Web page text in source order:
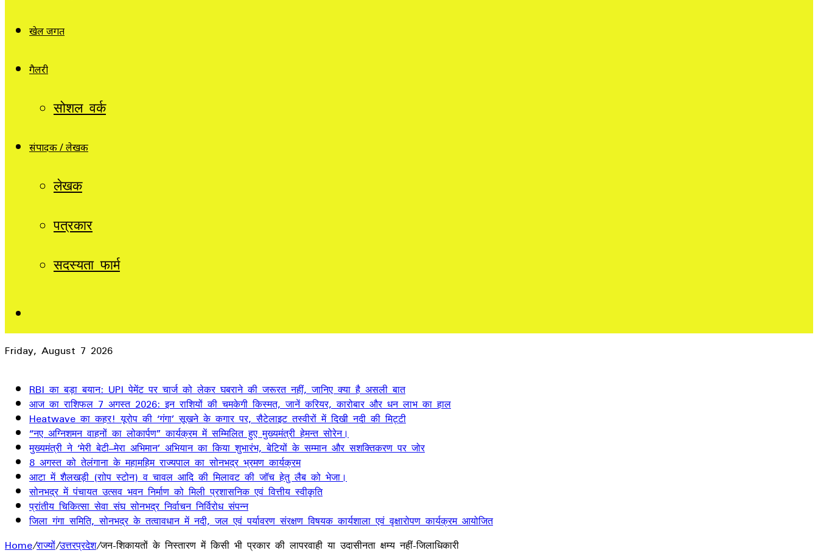
खेल जगत
गैलरी
सोशल वर्क
संपादक / लेखक
लेखक
पत्रकार
सदस्यता फार्म
Friday, August 7 2026
RBI का बड़ा बयान: UPI पेमेंट पर चार्ज को लेकर घबराने की जरूरत नहीं, जानिए क्या है असली बात
आज का राशिफल 7 अगस्त 2026: इन राशियों की चमकेगी किस्मत, जानें करियर, कारोबार और धन लाभ का हाल
Heatwave का कहर! यूरोप की ‘गंगा’ सूखने के कगार पर, सैटेलाइट तस्वीरों में दिखी नदी की मिट्टी
“नए अग्निशमन वाहनों का लोकार्पण” कार्यक्रम में सम्मिलित हुए मुख्यमंत्री हेमन्त सोरेन।
मुख्यमंत्री ने ‘मेरी बेटी–मेरा अभिमान’ अभियान का किया शुभारंभ, बेटियों के सम्मान और सशक्तिकरण पर जोर
8 अगस्त को तेलंगाना के महामहिम राज्यपाल का सोनभद्र भ्रमण कार्यक्रम
आटा में शैलखड़ी (राोप स्टोन) व चावल आदि की मिलावट की जॉच हेतु लैब को भेजा।
सोनभद्र में पंचायत उत्सव भवन निर्माण को मिली प्रशासनिक एवं वित्तीय स्वीकृति
प्रांतीय चिकित्सा सेवा संघ सोनभद्र निर्वाचन निर्विरोध संपन्न
जिला गंगा समिति, सोनभद्र के तत्वावधान में नदी, जल एवं पर्यावरण संरक्षण विषयक कार्यशाला एवं वृक्षारोपण कार्यक्रम आयोजित
Home/राज्यों/उत्तरप्रदेश/जन-शिकायतों के निस्तारण में किसी भी प्रकार की लापरवाही या उदासीनता क्षम्य नहीं-जिलाधिकारी